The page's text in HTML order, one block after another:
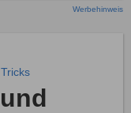
Werbehinweis